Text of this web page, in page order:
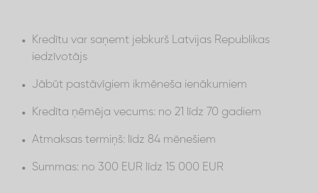
Kredītu var saņemt jebkurš Latvijas Republikas
iedzīvotājs
Jābūt pastāvīgiem ikmēneša ienākumiem
Kredīta ņēmēja vecums: no 21 līdz 70 gadiem
Atmaksas termiņš: līdz 84 mēnešiem
Summas: no 300 EUR līdz 15 000 EUR